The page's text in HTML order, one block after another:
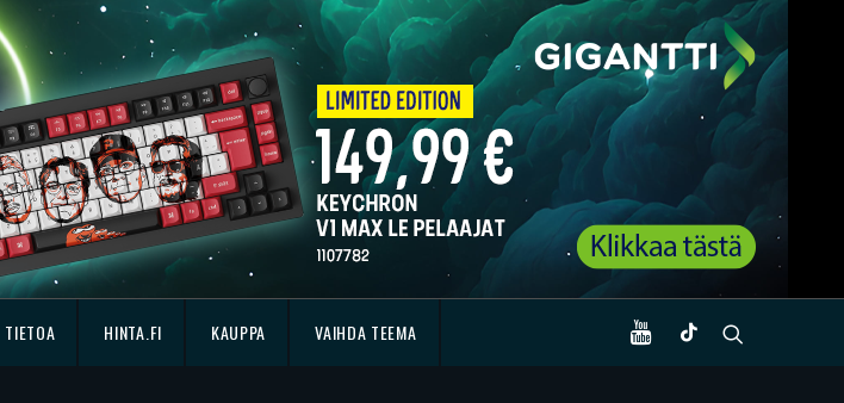
TIETOA HINTA.FI KAUPPA VAIHDA TEEMA